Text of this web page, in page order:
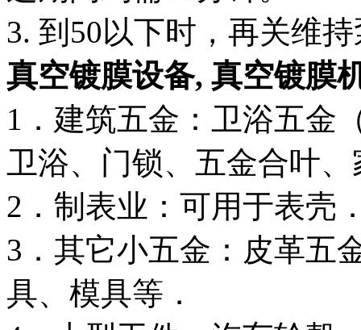
3. 到50以下时，再关维
真空镀膜设备, 真空镀膜
1．建筑五金：卫浴五金
卫浴、门锁、五金合叶
2．制表业：可用于表壳
3．其它小五金：皮革五
具、模具等．